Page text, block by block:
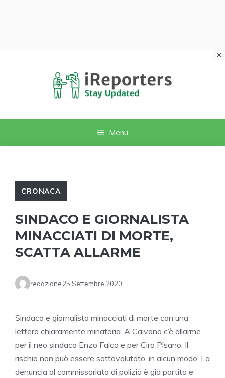
Menu
CRONACA
SINDACO E GIORNALISTA
MINACCIATI DI MORTE,
SCATTA ALLARME
redazione25 Settembre 2020
Sindaco e giornalista minacciati di morte con una
lettera chiaramente minatoria. A Caivano c’è allarme
per il neo sindaco Enzo Falco e per Ciro Pisano. Il
rischio non può essere sottovalutato, in alcun modo. La
denuncia al commissariato di polizia è già partita e
×